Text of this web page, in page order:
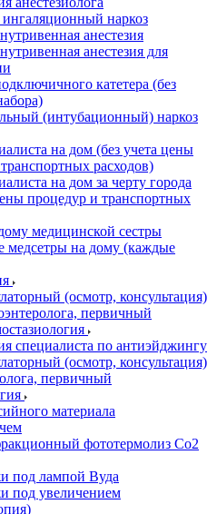
наркоз
анестезия
анестезия для
катетера (без
(интубационный) наркоз
на дом (без учета цены
расходов)
на дом за черту города
процедур и транспортных
медицинской сестры
медсетры на дому (каждые
(осмотр, консультация)
первичный
специалиста по антиэйджингу
(осмотр, консультация)
первичный
материала
фототермолиз Со2
под лампой Вуда
под увеличением